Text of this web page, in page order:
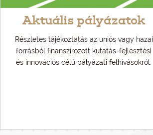
Aktuális pályázatok
Részletes tájékoztatás az uniós vagy hazai
forrásból finanszírozott kutatás-fejlesztési
és innovációs célú pályázati felhívásokról.